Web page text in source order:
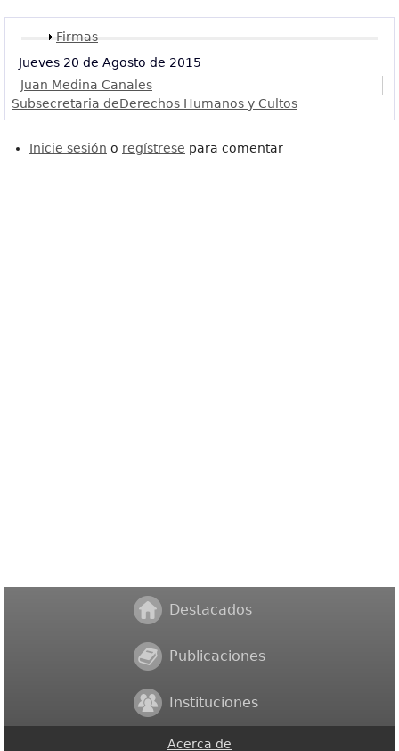
Mostrar
Firmas
Jueves 20 de Agosto de 2015
Juan Medina Canales
Subsecretaria deDerechos Humanos y Cultos
Inicie sesión o regístrese para comentar
Destacados
Publicaciones
Instituciones
Acerca de